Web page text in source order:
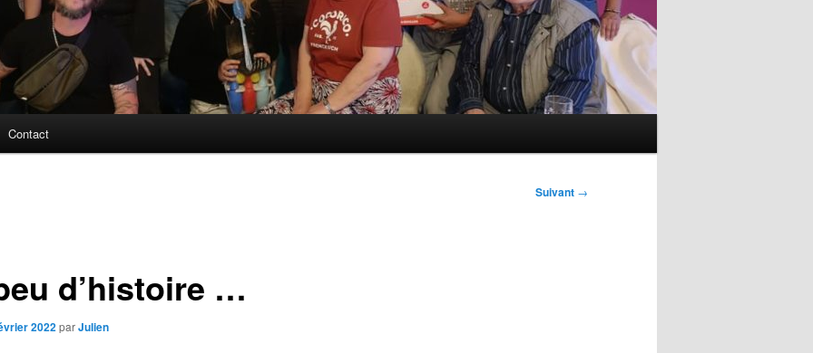
Contact
Suivant →
d’histoire …
2022parJulien